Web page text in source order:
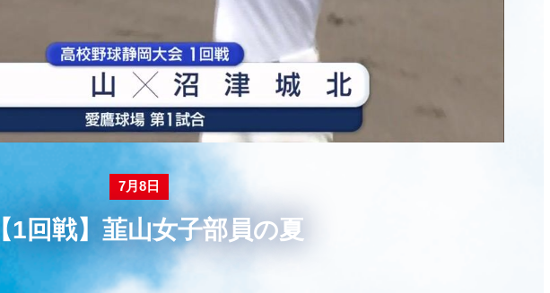
7月8日
【1回戦】韮山女子部員の夏